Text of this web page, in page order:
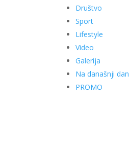
Društvo
Sport
Lifestyle
Video
Galerija
Na današnji dan
PROMO